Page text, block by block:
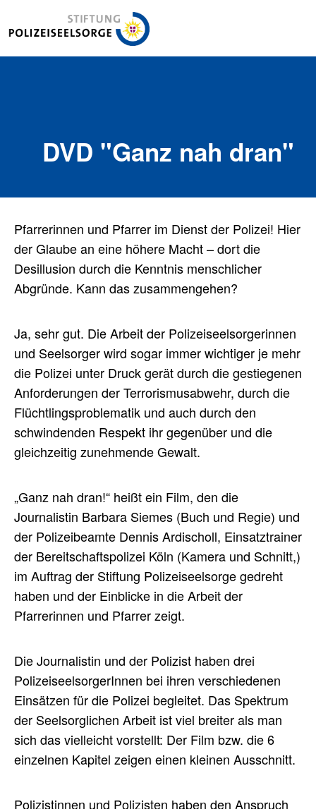
Stiftung Polizeiseelsorge
DVD "Ganz nah dran"
Pfarrerinnen und Pfarrer im Dienst der Polizei! Hier
der Glaube an eine höhere Macht – dort die
Desillusion durch die Kenntnis menschlicher
Abgründe. Kann das zusammengehen?
Ja, sehr gut. Die Arbeit der Polizeiseelsorgerinnen
und Seelsorger wird sogar immer wichtiger je mehr
die Polizei unter Druck gerät durch die gestiegenen
Anforderungen der Terrorismusabwehr, durch die
Flüchtlingsproblematik und auch durch den
schwindenden Respekt ihr gegenüber und die
gleichzeitig zunehmende Gewalt.
„Ganz nah dran!“ heißt ein Film, den die
Journalistin Barbara Siemes (Buch und Regie) und
der Polizeibeamte Dennis Ardischoll, Einsatztrainer
der Bereitschaftspolizei Köln (Kamera und Schnitt,)
im Auftrag der Stiftung Polizeiseelsorge gedreht
haben und der Einblicke in die Arbeit der
Pfarrerinnen und Pfarrer zeigt.
Die Journalistin und der Polizist haben drei
PolizeiseelsorgerInnen bei ihren verschiedenen
Einsätzen für die Polizei begleitet. Das Spektrum
der Seelsorglichen Arbeit ist viel breiter als man
sich das vielleicht vorstellt: Der Film bzw. die 6
einzelnen Kapitel zeigen einen kleinen Ausschnitt.
Polizistinnen und Polizisten haben den Anspruch